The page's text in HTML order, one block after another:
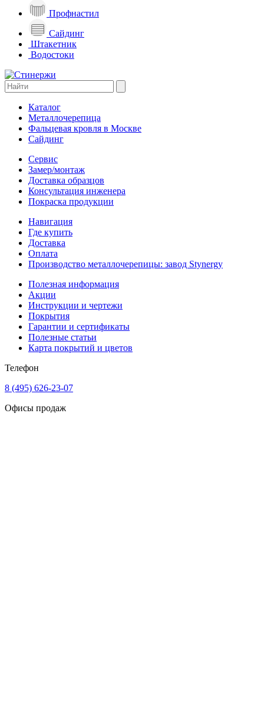
Профнастил
Сайдинг
Штакетник
Водостоки
Каталог
Металлочерепица
Фальцевая кровля в Москве
Сайдинг
Сервис
Замер/монтаж
Доставка образцов
Консультация инженера
Покраска продукции
Навигация
Где купить
Доставка
Оплата
Производство металлочерепицы: завод Stynergy
Полезная информация
Акции
Инструкции и чертежи
Покрытия
Гарантии и сертификаты
Полезные статьи
Карта покрытий и цветов
Телефон
8 (495) 626-23-07
Офисы продаж